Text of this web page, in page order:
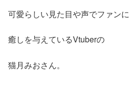
可愛らしい見た目や声でファンに
癒しを与えているVtuberの
猫月みおさん。